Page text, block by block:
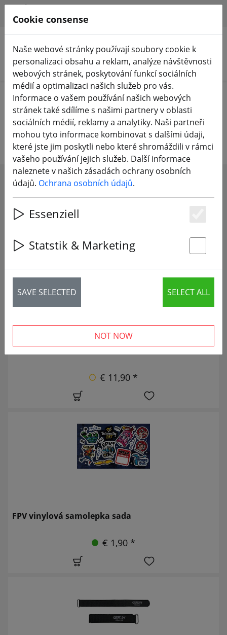
Hledat produkty
Home Příslušenství Swag
Swag
SHOW FILTERS
17 articles
€ 11,90 *
FPV vinylová samolepka sada
€ 1,90 *
Cookie consense
Naše webové stránky používají soubory cookie k
personalizaci obsahu a reklam, analýze návštěvnosti
webových stránek, poskytování funkcí sociálních
médií a optimalizaci našich služeb pro vás.
Informace o vašem používání našich webových
stránek také sdílíme s našimi partnery v oblasti
sociálních médií, reklamy a analytiky. Naši partneři
mohou tyto informace kombinovat s dalšími údaji,
které jste jim poskytli nebo které shromáždili v rámci
vašeho používání jejich služeb. Další informace
naleznete v našich zásadách ochrany osobních
údajů. Ochrana osobních údajů.
Essenziell
Statstik & Marketing
SAVE SELECTED SELECT ALL
NOT NOW